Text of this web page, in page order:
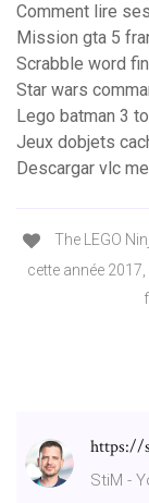
Comment lire
Mission gta 5
Scrabble word
Star wars
Lego batman 3
Jeux dobjets
Descargar vlc
The LEGO
cette année
https://
StiM -